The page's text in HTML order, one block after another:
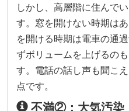
しかし、高層階に住んで
す。窓を開けない時期は
を開ける時期は電車の通
ずボリュームを上げるの
す。電話の話し声も聞こ
点です。
不満②：大気汚染